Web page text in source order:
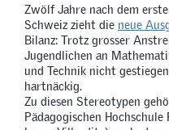
Zwölf Jahre nach dem
Schweiz zieht die neue
Bilanz: Trotz grosser
Jugendlichen an
und Technik nicht
hartnäckig.
Zu diesen Stereotypen
Pädagogischen